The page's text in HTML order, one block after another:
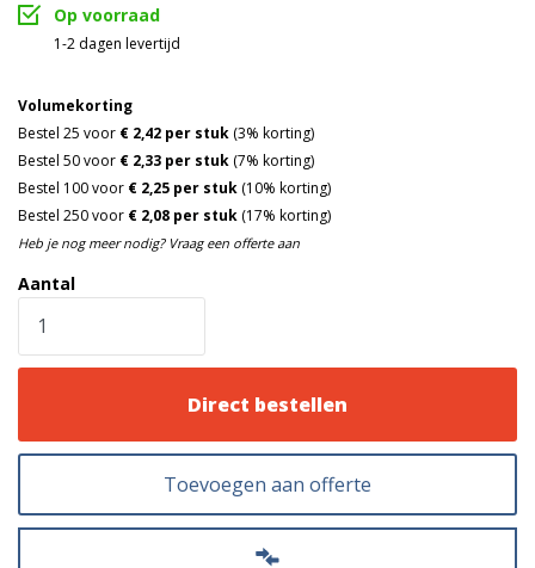
Op voorraad
1-2 dagen levertijd
Aantal
Volumekorting
Bestel 25 voor € 2,42 per stuk (3% korting)
Bestel 50 voor € 2,33 per stuk (7% korting)
Bestel 100 voor € 2,25 per stuk (10% korting)
Bestel 250 voor € 2,08 per stuk (17% korting)
Heb je nog meer nodig? Vraag een offerte aan
Direct bestellen
Toevoegen aan offerte